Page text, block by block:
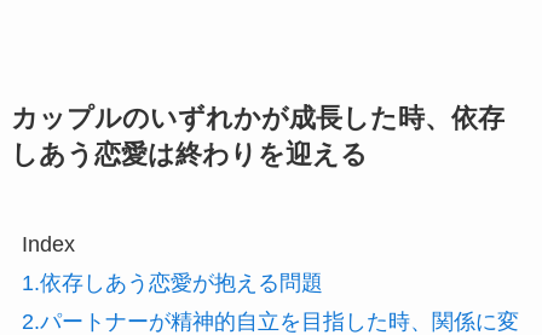
カップルのいずれかが成長した時、依存
しあう恋愛は終わりを迎える
Index
1.依存しあう恋愛が抱える問題
2.パートナーが精神的自立を目指した時、関係に変